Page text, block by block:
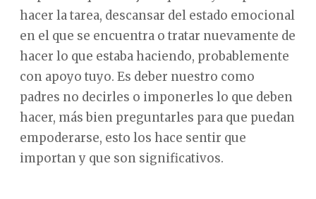
hacer la tarea, descansar del estado emocional
en el que se encuentra o tratar nuevamente de
hacer lo que estaba haciendo, probablemente
con apoyo tuyo. Es deber nuestro como
padres no decirles o imponerles lo que deben
hacer, más bien preguntarles para que puedan
empoderarse, esto los hace sentir que
importan y que son significativos.